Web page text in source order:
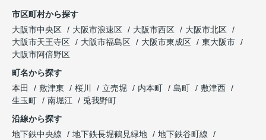
市区町村から探す
大阪市中央区
大阪市浪速区 大阪市西区
大阪市北区
大阪市天王寺区
大阪市福島区 大阪市東成区
東大阪市
大阪市阿倍野区
町名から探す
本田
敷津東 桜川 立売堀 内本町 島町
敷津西
生玉町
南堀江
兎我野町
沿線から探す
地下鉄中央線
地下鉄長堀鶴見緑地
地下鉄谷町線